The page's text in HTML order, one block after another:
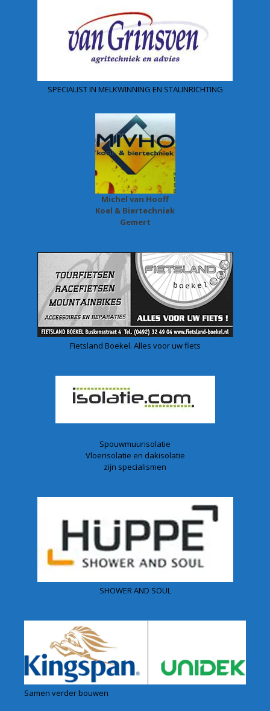
SPECIALIST IN MELKWINNING EN STALINRICHTING
Michel van Hooff
Koel & Biertechniek
Gemert
Fietsland Boekel. Alles voor uw fiets
Spouwmuurisolatie
Vloerisolatie en dakisolatie
zijn specialismen
SHOWER AND SOUL
Samen verder bouwen